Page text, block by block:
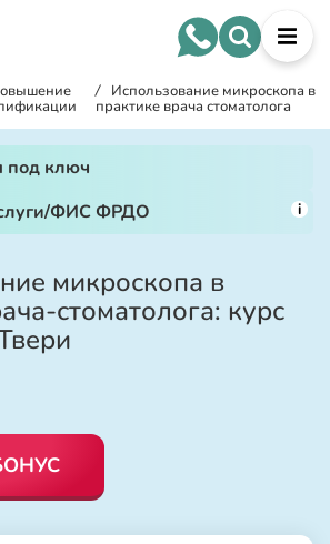
/ Использование микроскопа в
практике врача стоматолога
под ключ
ФИС ФРДО
i
микроскопа в
стоматолога: курс